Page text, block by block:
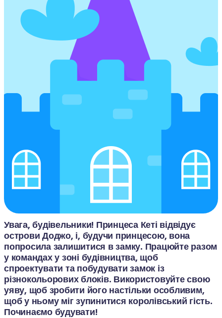
Увага, будівельники! Принцеса Кеті відвідує
острови Доджо, і, будучи принцесою, вона
попросила залишитися в замку. Працюйте разом
у командах у зоні будівництва, щоб
спроектувати та побудувати замок із
різнокольорових блоків. Використовуйте свою
уяву, щоб зробити його настільки особливим,
щоб у ньому міг зупинитися королівський гість.
Починаємо будувати!